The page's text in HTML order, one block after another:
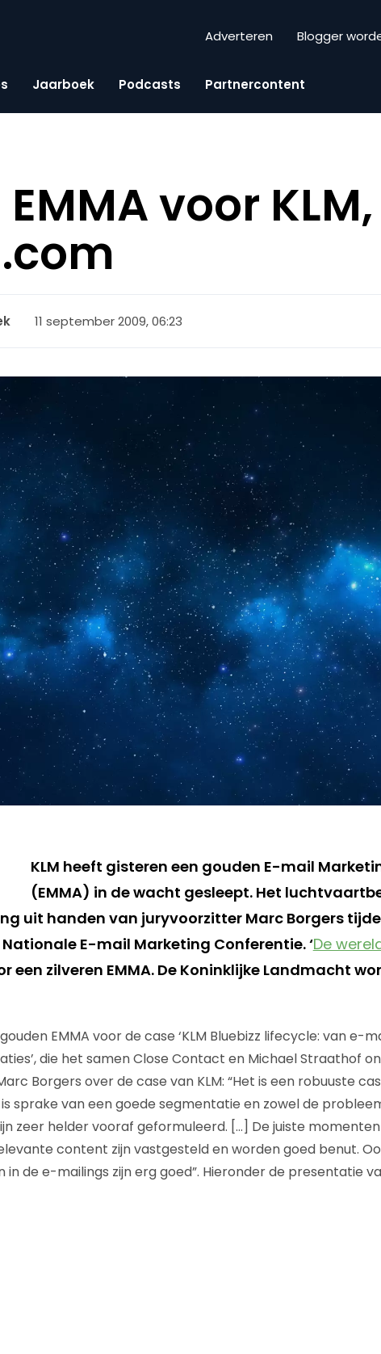
Adverteren Blogger
Jaarboek Podcasts Partnercontent
voor
11 september 2009, 06:23
KLM heeft gisteren een gouden E-mail
(EMMA) in de wacht gesleept. Het
uit handen van juryvoorzitter Marc Borgers
E-mail Marketing Conferentie. ‘De
een zilveren EMMA. De Koninklijke Landmacht
EMMA voor de case ‘KLM Bluebizz lifecycle: van e-
die het samen Close Contact en Michael Straathof
Borgers over de case van KLM: “Het is een robuuste
sprake van een goede segmentatie en zowel de
zeer helder vooraf geformuleerd. […] De juiste
content zijn vastgesteld en worden goed benut.
de e-mailings zijn erg goed”. Hieronder de presentatie